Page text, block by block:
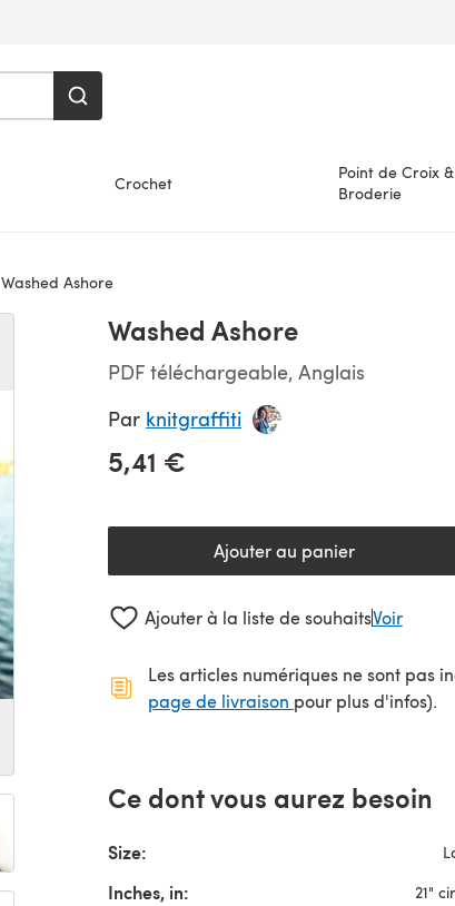
Crochet
Point de Croix &
Broderie
Washed Ashore
Washed Ashore
PDF téléchargeable, Anglais
Par knitgraffiti
5,41 €
Ajouter au panier
Ajouter à la liste de souhaitsVoir
Les articles numériques ne sont pas
page de livraison (s'ouvre dans un
pour plus d'infos).
Ce dont vous aurez besoin
Size:
Inches, in: 21"